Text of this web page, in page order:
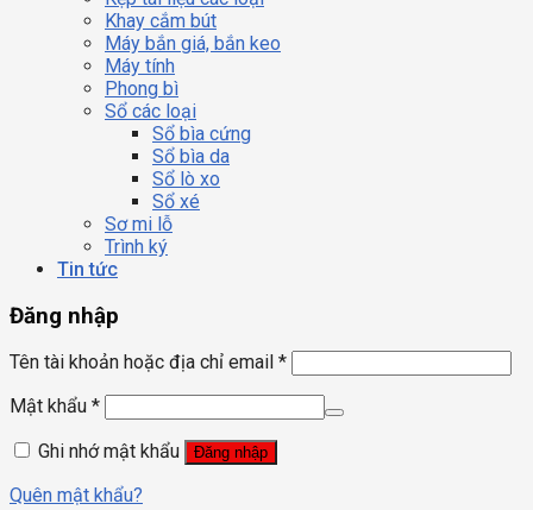
Khay cắm bút
Máy bắn giá, bắn keo
Máy tính
Phong bì
Sổ các loại
Sổ bìa cứng
Sổ bìa da
Sổ lò xo
Sổ xé
Sơ mi lỗ
Trình ký
Tin tức
Đăng nhập
Tên tài khoản hoặc địa chỉ email *
Mật khẩu *
Ghi nhớ mật khẩu
Đăng nhập
Quên mật khẩu?